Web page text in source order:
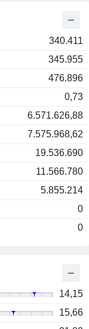
340.411
345.955
476.896
0,73
6.571.626,88
7.575.968,62
19.536.690
11.566.780
5.855.214
0
0
14,15
15,66